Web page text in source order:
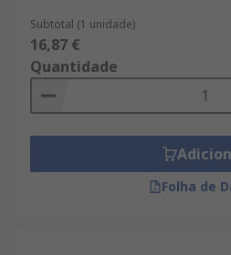
Subtotal (1 unidade)
16,87 €
Quantidade
Folha de